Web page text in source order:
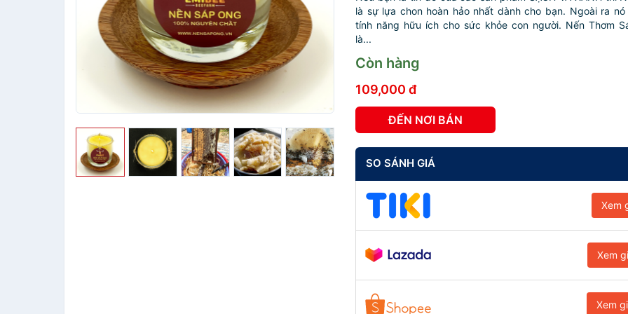
là sự lựa chon hoàn hảo nhất dành cho bạn. Ngoài ra
tính năng hữu ích cho sức khỏe con người. Nến Thơm
là...
Còn hàng
109,000 đ
ĐẾN NƠI BÁN
SO SÁNH GIÁ
Xem
Xem
Xem